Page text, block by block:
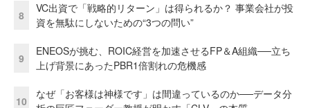
8
VC出資で「戦略的リターン」は得られるか？ 事業会社が投
資を無駄にしないための“3つの問い”
9
ENEOSが挑む、ROIC経営を加速させるFP＆A組織──立ち
上げ背景にあったPBR1倍割れの危機感
10
なぜ「お客様は神様です」は間違っているのか──データ分